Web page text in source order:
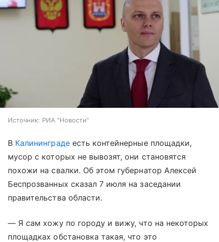
Источник: РИА "Новости"
В Калининградеесть контейнерные площадки,
мусор с которых не вывозят, они становятся
похожи на свалки. Об этом губернатор Алексей
Беспрозванных сказал 7 июля на заседании
правительства области.
— Я сам хожу по городу и вижу, что на некоторых
площадках обстановка такая, что это